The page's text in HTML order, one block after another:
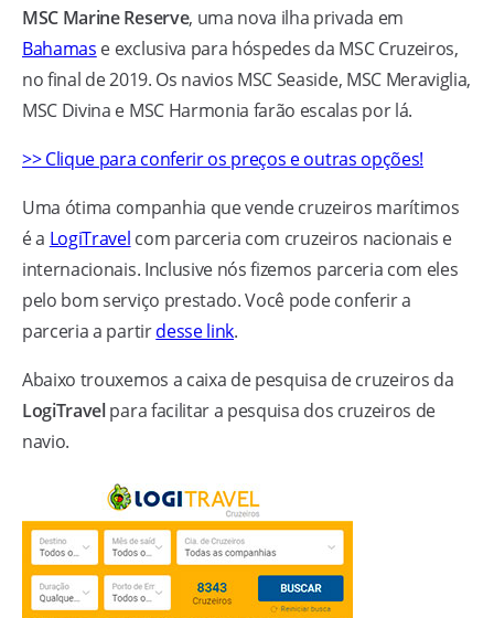
MSC Marine Reserve, uma nova ilha privada em
Bahamas e exclusiva para hóspedes da MSC Cruzeiros,
no final de 2019. Os navios MSC Seaside, MSC Meraviglia,
MSC Divina e MSC Harmonia farão escalas por lá.
>> Clique para conferir os preços e outras opções!
Uma ótima companhia que vende cruzeiros marítimos
é a LogiTravel com parceria com cruzeiros nacionais e
internacionais. Inclusive nós fizemos parceria com eles
pelo bom serviço prestado. Você pode conferir a
parceria a partirdesse link.
Abaixo trouxemos a caixa de pesquisa de cruzeiros da
LogiTravelpara facilitar a pesquisa dos cruzeiros de
navio.